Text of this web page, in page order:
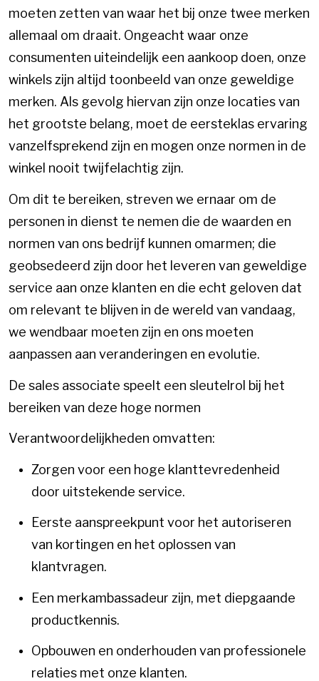
moeten zetten van waar het bij onze twee merken
allemaal om draait. Ongeacht waar onze
consumenten uiteindelijk een aankoop doen, onze
winkels zijn altijd toonbeeld van onze geweldige
merken. Als gevolg hiervan zijn onze locaties van
het grootste belang, moet de eersteklas ervaring
vanzelfsprekend zijn en mogen onze normen in de
winkel nooit twijfelachtig zijn.
Om dit te bereiken, streven we ernaar om de
personen in dienst te nemen die de waarden en
normen van ons bedrijf kunnen omarmen; die
geobsedeerd zijn door het leveren van geweldige
service aan onze klanten en die echt geloven dat
om relevant te blijven in de wereld van vandaag,
we wendbaar moeten zijn en ons moeten
aanpassen aan veranderingen en evolutie.
De sales associate speelt een sleutelrol bij het
bereiken van deze hoge normen
Verantwoordelijkheden omvatten:
Zorgen voor een hoge klanttevredenheid
door uitstekende service.
Eerste aanspreekpunt voor het autoriseren
van kortingen en het oplossen van
klantvragen.
Een merkambassadeur zijn, met diepgaande
productkennis.
Opbouwen en onderhouden van professionele
relaties met onze klanten.